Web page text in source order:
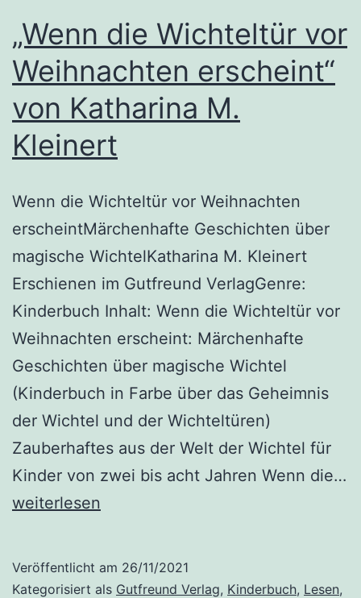
„Wenn die Wichteltür vor
Weihnachten erscheint“
von Katharina M.
Kleinert
Wenn die Wichteltür vor Weihnachten
erscheintMärchenhafte Geschichten über
magische WichtelKatharina M. Kleinert
Erschienen im Gutfreund VerlagGenre:
Kinderbuch Inhalt: Wenn die Wichteltür vor
Weihnachten erscheint: Märchenhafte
Geschichten über magische Wichtel
(Kinderbuch in Farbe über das Geheimnis
der Wichtel und der Wichteltüren)
Zauberhaftes aus der Welt der Wichtel für
Kinder von zwei bis acht Jahren Wenn die…
„Wenn
vor
weiterlesen
Veröffentlicht am 26/11/2021
Kategorisiert als Gutfreund Verlag, Kinderbuch, Lesen,